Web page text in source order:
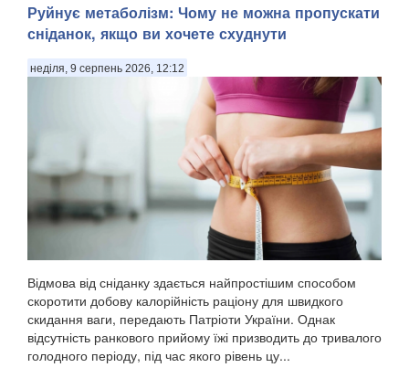
Руйнує метаболізм: Чому не можна пропускати
сніданок, якщо ви хочете схуднути
неділя, 9 серпень 2026, 12:12
Відмова від сніданку здається найпростішим способом
скоротити добову калорійність раціону для швидкого
скидання ваги, передають Патріоти України. Однак
відсутність ранкового прийому їжі призводить до тривалого
голодного періоду, під час якого рівень цу...